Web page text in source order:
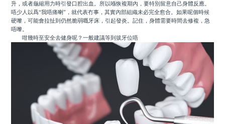
升，或者龜縮用力時引發口腔出血。所以喺恢複期內，要特別留意自己身體反應。
唔少人以爲“我唔痛喇”，就代表冇事，其實內部組織未必完全愈合。如果呢個時候
硬嚟，可能會拉扯到仍然脆弱嘅牙床，引起發炎。記住，身體需要時間去修複，急
唔嚟。
咁幾時至安全去健身呢？一般建議等到拔牙位唔